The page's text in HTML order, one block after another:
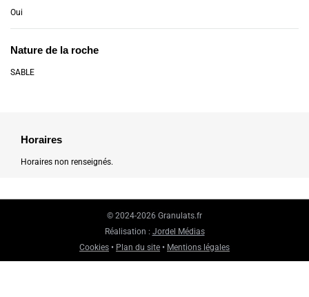
Oui
Nature de la roche
SABLE
Horaires
Horaires non renseignés.
© 2024-2026 Granulats.fr
Réalisation : Jordel Médias
Cookies • Plan du site • Mentions légales